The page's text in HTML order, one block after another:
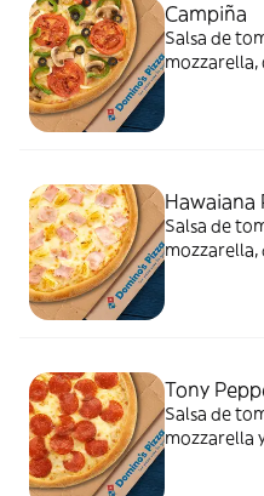
Campiña
Salsa de
Hawaiana
Salsa de
mozzarella,
Tony
Salsa de
mozzarella